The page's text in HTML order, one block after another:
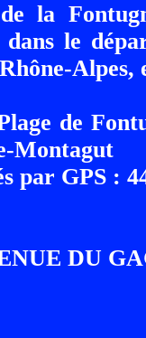
la
le
Alpes,
de
Montagut
par GPS :
DU